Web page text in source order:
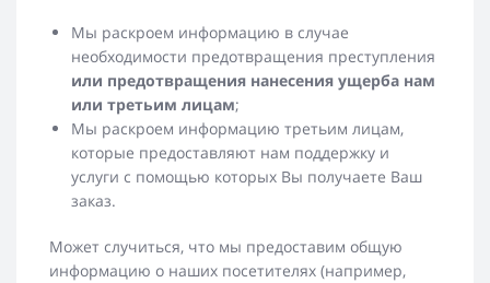
Мы раскроем информацию в случае
необходимости предотвращения преступления
или предотвращения нанесения ущерба нам
или третьим лицам;
Мы раскроем информацию третьим лицам,
которые предоставляют нам поддержку и
услуги с помощью которых Вы получаете Ваш
заказ.
Может случиться, что мы предоставим общую
информацию о наших посетителях (например,